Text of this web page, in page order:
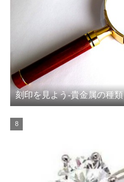
刻印を見よう-貴金属の種